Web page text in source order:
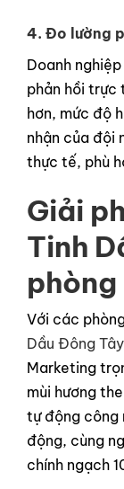
4. Đo lường
Doanh
phản hồi trực
hơn, mức độ
nhận của đội
thực tế, phù
Giải
Tinh
phòng
Với các
Dầu Đông Tây
Marketing
mùi hương
tự động công
động, cùng
chính ngạch